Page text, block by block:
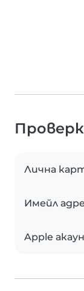
Лична
Имейл
Apple